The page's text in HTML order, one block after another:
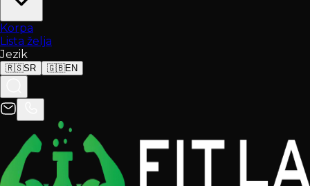
Korpa
Lista želja
Jezik
🇷🇸SR 🇬🇧EN